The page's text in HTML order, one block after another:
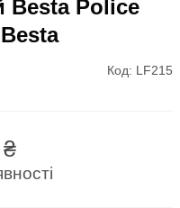
Besta Police
Код: LF215
₴